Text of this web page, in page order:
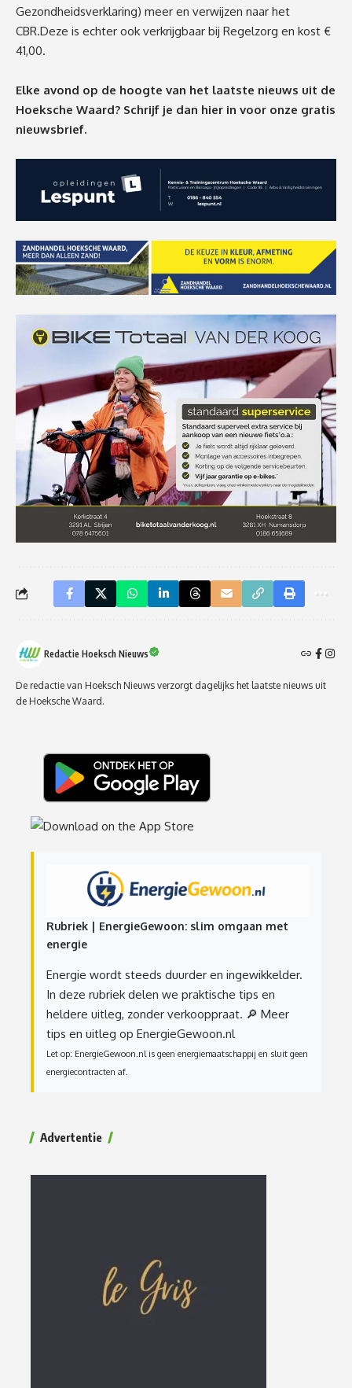
Gezondheidsverklaring) meer en verwijzen naar het
CBR.Deze is echter ook verkrijgbaar bij Regelzorg en kost €
41,00.
Elke avond op de hoogte van het laatste nieuws uit de
Hoeksche Waard? Schrijf je dan hier in voor onze gratis
nieuwsbrief.
Redactie Hoeksch Nieuws
De redactie van Hoeksch Nieuws verzorgt dagelijks het laatste nieuws uit
de Hoeksche Waard.
Rubriek | EnergieGewoon: slim omgaan met
energie
Energie wordt steeds duurder en ingewikkelder.
In deze rubriek delen we praktische tips en
heldere uitleg, zonder verkooppraat. 🔎 Meer
tips en uitleg op EnergieGewoon.nl
Let op: EnergieGewoon.nl is geen energiemaatschappij en sluit geen
energiecontracten af.
Advertentie